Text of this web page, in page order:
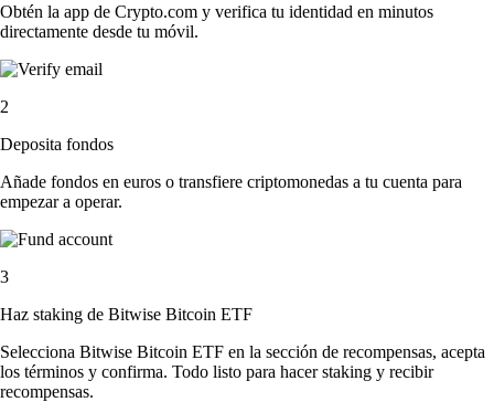
Obtén la app de Crypto.com y verifica tu identidad en minutos
directamente desde tu móvil.
2
Deposita fondos
Añade fondos en euros o transfiere criptomonedas a tu cuenta para
empezar a operar.
3
Haz staking de Bitwise Bitcoin ETF
Selecciona Bitwise Bitcoin ETF en la sección de recompensas, acepta
los términos y confirma. Todo listo para hacer staking y recibir
recompensas.